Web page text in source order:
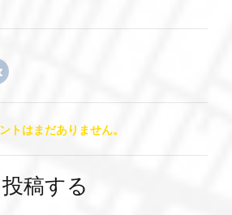
トはまだありません。
稿する